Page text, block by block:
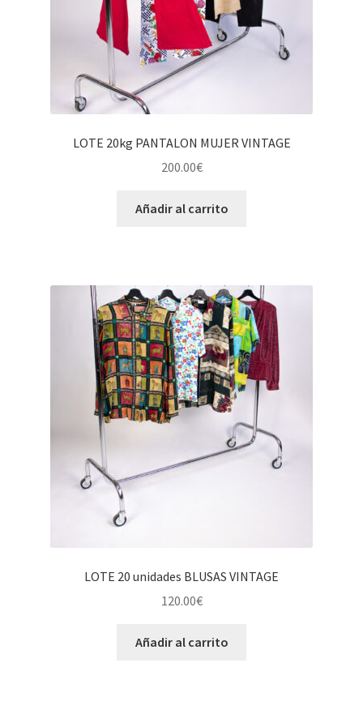
LOTE 20kg PANTALON MUJER VINTAGE
200.00€
Añadir al carrito
LOTE 20 unidades BLUSAS VINTAGE
120.00€
Añadir al carrito